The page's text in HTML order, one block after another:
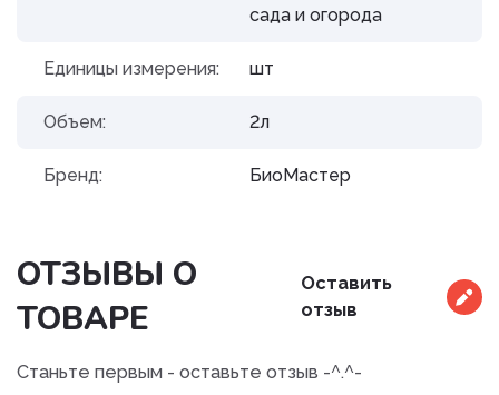
сада и огорода
Единицы измерения: шт
Объем: 2л
Бренд: БиоМастер
ОТЗЫВЫ О
ТОВАРЕ
Оставить
отзыв
Станьте первым - оставьте отзыв -^.^-